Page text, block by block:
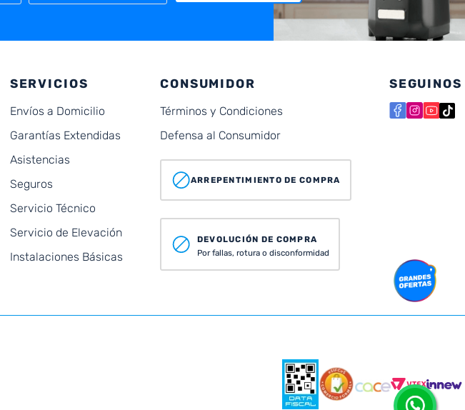
SERVICIOS
Envíos a Domicilio
Garantías Extendidas
Asistencias
Seguros
Servicio Técnico
Servicio de Elevación
Instalaciones Básicas
CONSUMIDOR
Términos y Condiciones
Defensa al Consumidor
ARREPENTIMIENTO DE COMPRA
DEVOLUCIÓN DE COMPRA
Por fallas, rotura o disconformidad
SEGUINOS